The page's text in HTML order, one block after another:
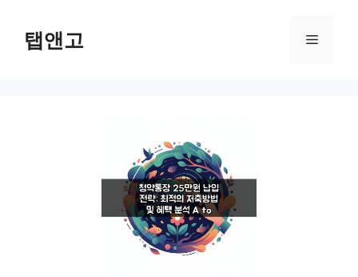
탭앤고 메